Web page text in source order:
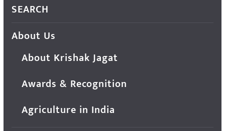
SEARCH
About Us
About Krishak Jagat
Awards & Recognition
Agriculture in India